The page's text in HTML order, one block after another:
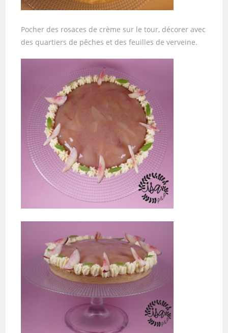
Pocher des rosaces de crème sur le tour, décorer avec
des quartiers de pêches et des feuilles de verveine.